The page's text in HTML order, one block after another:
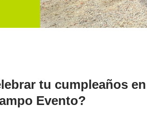
tu cumpleaños en
Evento?